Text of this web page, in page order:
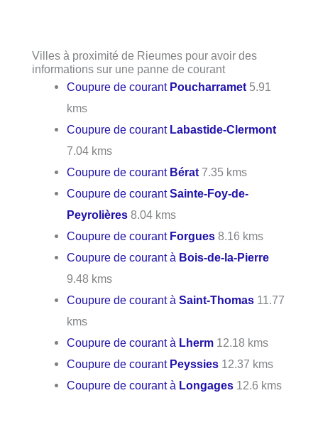
Villes à proximité de Rieumes pour avoir des
informations sur une panne de courant
Coupure de courant Poucharramet 5.91
kms
Coupure de courant Labastide-Clermont
7.04 kms
Coupure de courant Bérat 7.35 kms
Coupure de courantSainte-Foy-de-
Peyrolières 8.04 kms
Coupure de courant Forgues 8.16 kms
Coupure de courant à Bois-de-la-Pierre
9.48 kms
Coupure de courant àSaint-Thomas 11.77
kms
Coupure de courant à Lherm 12.18 kms
Coupure de courant Peyssies 12.37 kms
Coupure de courant à Longages 12.6 kms